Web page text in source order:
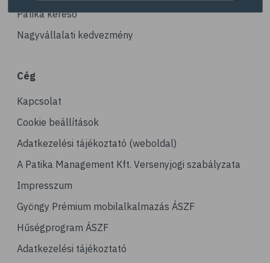
# porckopás
# csonttörés
# mozgásszervi problémák
# köszvény
# ínhüvelygyulladás
# tél
# vérnyomásmérés
# kardiológia
Patika kereső
Nagyvállalati kedvezmény
Cég
Kapcsolat
Cookie beállítások
Adatkezelési tájékoztató (weboldal)
A Patika Management Kft. Versenyjogi szabályzata
Impresszum
Gyöngy Prémium mobilalkalmazás ÁSZF
Hűségprogram ÁSZF
Adatkezelési tájékoztató